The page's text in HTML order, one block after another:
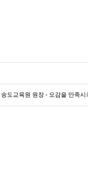
도교육원 원장 - 오감을 만족